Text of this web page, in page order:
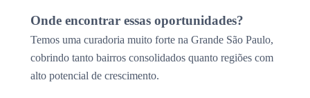
Onde encontrar essas oportunidades?
Temos uma curadoria muito forte na Grande São Paulo,
cobrindo tanto bairros consolidados quanto regiões com
alto potencial de crescimento.